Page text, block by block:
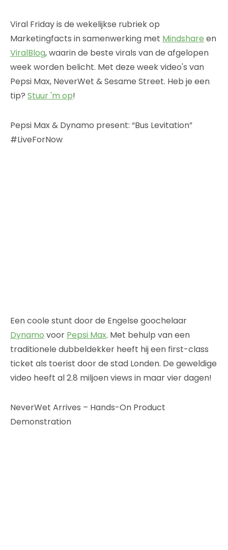
Viral Friday is de wekelijkse rubriek op
Marketingfacts in samenwerking met Mindshare en
ViralBlog, waarin de beste virals van de afgelopen
week worden belicht. Met deze week video's van
Pepsi Max, NeverWet & Sesame Street. Heb je een
tip? Stuur 'm op!
Pepsi Max & Dynamo present: “Bus Levitation”
#LiveForNow
Een coole stunt door de Engelse goochelaar
Dynamo voor Pepsi Max. Met behulp van een
traditionele dubbeldekker heeft hij een first-class
ticket als toerist door de stad Londen. De geweldige
video heeft al 2.8 miljoen views in maar vier dagen!
NeverWet Arrives – Hands-On Product
Demonstration